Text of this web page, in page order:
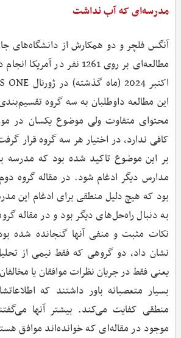
مدرسه‌ای که آب نداشت
آنگس فلچر و دو همکارش از دانشگاه‌های
مطالعه‌ای بر روی 1261 نفر در
این مطالعه داوطلبان به سه گروه
محتوای متفاوت ولی موضوع یکسان در
کافی ندارد، در اختیار هر سه گروه قرار
بر این موضوع تاکید شده بود که مدرسه
مدارس دیگر ادغام شود. در مقاله گروه
بود که هیچ دلیل منطقی برای ادغام این
به دنبال راه‌حل‌های دیگر بود و در مقاله
نکات مثبت و منفی آنها گنجانده شده
نشان داد، دو گروهی که فقط نیمی از
یعنی فقط در جریان نظرات موافقان یا
بسیار متعصبانه باور داشتند که
منطقی کفایت می‌کند. بیشتر آنها
موجود در مقاله‌ای که خوانده‌اند موافق